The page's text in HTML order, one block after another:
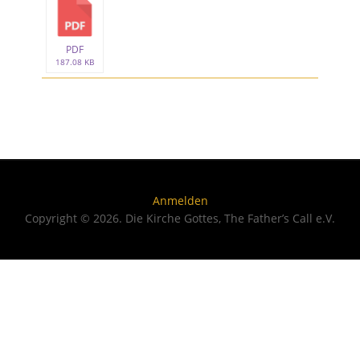
PDF
187.08 KB
Anmelden
Copyright © 2026. Die Kirche Gottes, The Father’s Call e.V.